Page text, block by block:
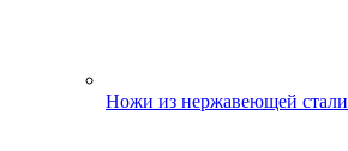
Ножи из нержавеющей стали